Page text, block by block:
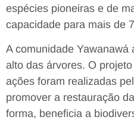
espécies pioneiras e de
capacidade para mais de
A comunidade
alto das árvores. O
ações foram realizadas
promover a restauração
forma, beneficia a